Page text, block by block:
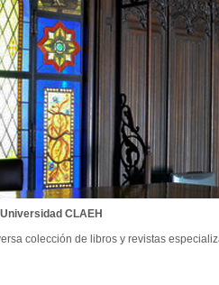
CLAEH
colección de libros y revistas